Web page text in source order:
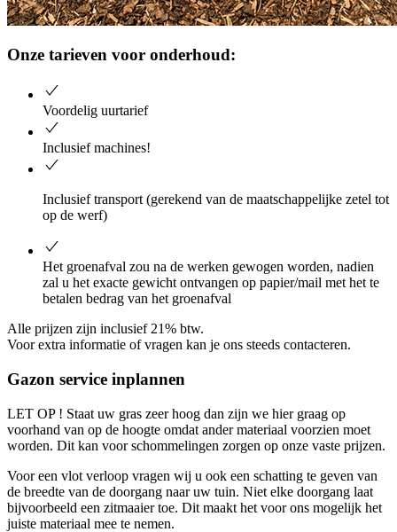
Onze tarieven voor onderhoud:
Voordelig uurtarief
Inclusief machines!
Inclusief transport (gerekend van de maatschappelijke zetel tot
op de werf)
Het groenafval zou na de werken gewogen worden, nadien
zal u het exacte gewicht ontvangen op papier/mail met het te
betalen bedrag van het groenafval
Alle prijzen zijn inclusief 21% btw.
Voor extra informatie of vragen kan je ons steeds contacteren.
Gazon service inplannen
LET OP ! Staat uw gras zeer hoog dan zijn we hier graag op
voorhand van op de hoogte omdat ander materiaal voorzien moet
worden. Dit kan voor schommelingen zorgen op onze vaste prijzen.
Voor een vlot verloop vragen wij u ook een schatting te geven van
de breedte van de doorgang naar uw tuin. Niet elke doorgang laat
bijvoorbeeld een zitmaaier toe. Dit maakt het voor ons mogelijk het
juiste materiaal mee te nemen.